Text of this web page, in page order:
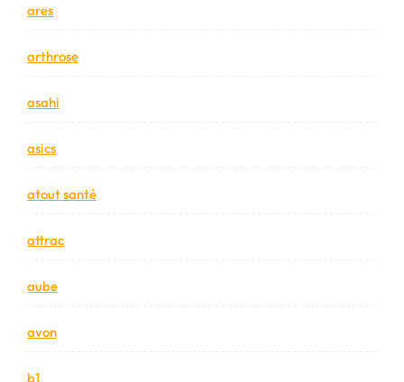
ares
arthrose
asahi
asics
atout santé
attrac
aube
avon
b1